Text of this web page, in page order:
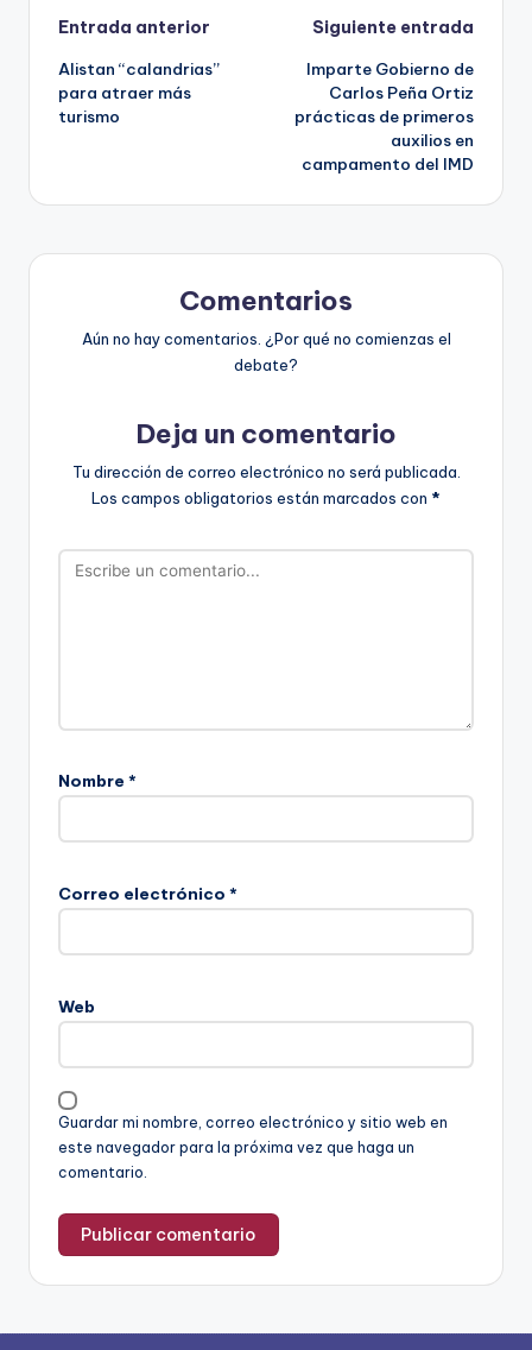
Navegación
de
entradas
Entrada anterior
Alistan “calandrias”
para atraer más
turismo
Siguiente entrada
Imparte Gobierno de
Carlos Peña Ortiz
prácticas de primeros
auxilios en
campamento del IMD
Comentarios
Aún no hay comentarios. ¿Por qué no comienzas el
debate?
Deja un comentario
Tu dirección de correo electrónico no será publicada.
Los campos obligatorios están marcados con *
Nombre *
Correo electrónico *
Web
Guardar mi nombre, correo electrónico y sitio web en
este navegador para la próxima vez que haga un
comentario.